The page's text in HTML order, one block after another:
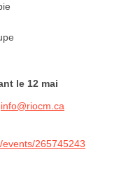
le 12 mai
info@riocm.ca
265745243